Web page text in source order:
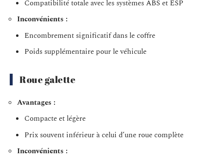
Compatibilité totale avec les systèmes ABS et ESP
Inconvénients :
Encombrement significatif dans le coffre
Poids supplémentaire pour le véhicule
Roue galette
Avantages :
Compacte et légère
Prix souvent inférieur à celui d’une roue complète
Inconvénients :